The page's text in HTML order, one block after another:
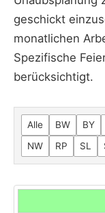
geschickt
monatlichen
Spezifische
berücksichtigt.
Alle BW BY
NW
RP SL